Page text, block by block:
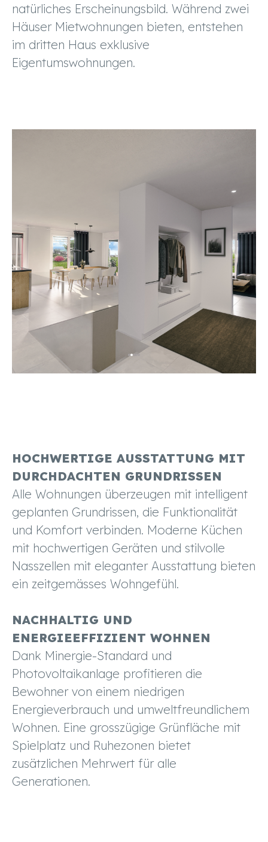
natürliches Erscheinungsbild. Während zwei
Häuser Mietwohnungen bieten, entstehen
im dritten Haus exklusive
Eigentumswohnungen.
HOCHWERTIGE AUSSTATTUNG MIT
DURCHDACHTEN GRUNDRISSEN
Alle Wohnungen überzeugen mit intelligent
geplanten Grundrissen, die Funktionalität
und Komfort verbinden. Moderne Küchen
mit hochwertigen Geräten und stilvolle
Nasszellen mit eleganter Ausstattung bieten
ein zeitgemässes Wohngefühl.
NACHHALTIG UND
ENERGIEEFFIZIENT WOHNEN
Dank Minergie-Standard und
Photovoltaikanlage profitieren die
Bewohner von einem niedrigen
Energieverbrauch und umweltfreundlichem
Wohnen. Eine grosszügige Grünfläche mit
Spielplatz und Ruhezonen bietet
zusätzlichen Mehrwert für alle
Generationen.